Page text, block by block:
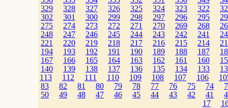
329
328 327 326 325 324 323 322
302
301 300 299 298 297 296 295
275
274 273 272 271 270 269 268
248
247 246 245 244 243 242 241
221
220 219 218 217 216 215 214
194
193 192 191 190 189 188 187
167
166 165 164 163 162 161 160
140
139 138 137 136 135 134 133
113
112 111 110 109 108 107 106
83
82 81 80 79 78 77 76 75 74
50
49 48 47 46 45 44 43 42 41
17